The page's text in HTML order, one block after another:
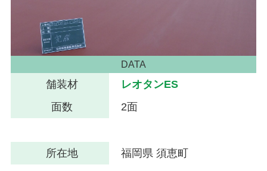
DATA
舗装材
レオタンES
面数
2面
所在地 福岡県 須恵町